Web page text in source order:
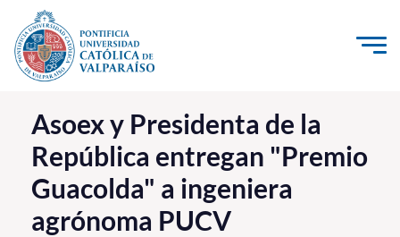
Click acá para ir directamente al contenido
La Universidad
Investigación, Creación e Innovación
PUCV Internacional
Vinculación con el Medio
Asoex y Presidenta de la
República entregan "Premio
Guacolda" a ingeniera
agrónoma PUCV